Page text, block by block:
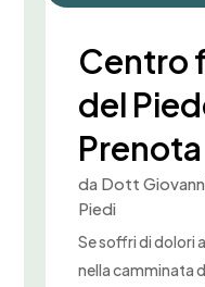
Centro
del
da Dott
Piedi
Se soffri di dolori
nella camminata